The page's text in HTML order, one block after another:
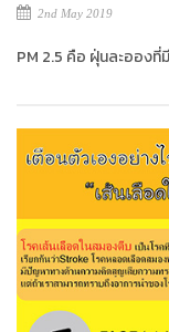
2nd May 2019
PM 2.5 คือ ฝุ่นละอองที่